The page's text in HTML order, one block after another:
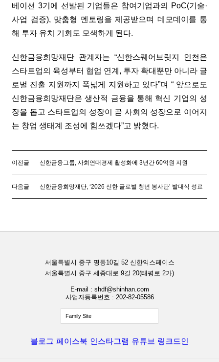
베이션 3기에 선발된 기업들은 참여기업과의 PoC(기술·
사업 검증), 맞춤형 멘토링을 제공받으며 데모데이를 통
해 투자 유치 기회도 모색하게 된다.
신한금융희망재단 관계자는 “신한스퀘어브릿지 인천은
스타트업의 육성부터 협업 연계, 투자 확대뿐만 아니라 글
로벌 진출 지원까지 폭넓게 지원하고 있다”며 “ 앞으로도
신한금융희망재단은 생산적 금융을 통해 혁신 기업의 성
장을 돕고 스타트업의 성장이 곧 사회의 성장으로 이어지
는 창업 생태계 조성에 힘쓰겠다”고 밝혔다.
이전글 신한금융그룹, 사회연대경제 활성화에 3년간 60억원 지원
다음글 신한금융희망재단, ‘2026 신한 글로벌 청년 봉사단’ 발대식 성료
서울특별시 중구 명동10길 52 신한익스페이스
서울특별시 중구 세종대로 9길 20(태평로 2가)
E-mail : shdf@shinhan.com
사업자등록번호 : 202-82-05586
Family Site
블로그 페이스북 인스타그램 유튜브 링크드인